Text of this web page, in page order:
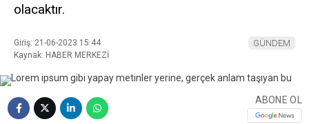
olacaktır.
Giriş: 21-06-2023 15:44
Kaynak: HABER MERKEZİ
GÜNDEM
ABONE OL